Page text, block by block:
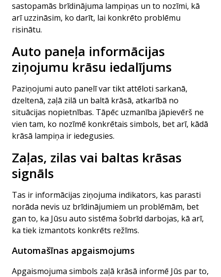
sastopamās brīdinājuma lampiņas un to nozīmi, kā
arī uzzināsim, ko darīt, lai konkrēto problēmu
risinātu.
Auto paneļa informācijas
ziņojumu krāsu iedalījums
Paziņojumi auto panelī var tikt attēloti sarkanā,
dzeltenā, zaļā zilā un baltā krāsā, atkarībā no
situācijas nopietnības. Tāpēc uzmanība jāpievērš ne
vien tam, ko nozīmē konkrētais simbols, bet arī, kādā
krāsā lampiņa ir iedegusies.
Zaļas, zilas vai baltas krāsas
signāls
Tas ir informācijas ziņojuma indikators, kas parasti
norāda nevis uz brīdinājumiem un problēmām, bet
gan to, ka Jūsu auto sistēma šobrīd darbojas, kā arī,
ka tiek izmantots konkrēts režīms.
Automašīnas apgaismojums
Apgaismojuma simbols zaļā krāsā informē Jūs par to,